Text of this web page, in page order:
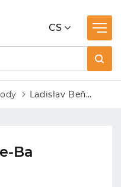
CS
Ladislav Beňo
Ba